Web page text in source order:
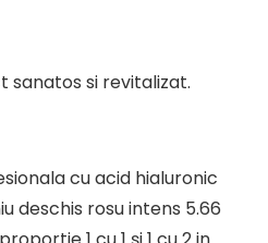
sanatos si revitalizat.
cu acid hialuronic
deschis rosu intens 5.66